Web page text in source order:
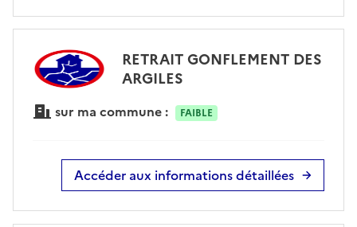
RETRAIT GONFLEMENT DES
ARGILES
sur ma commune : FAIBLE
Accéder aux informations détaillées